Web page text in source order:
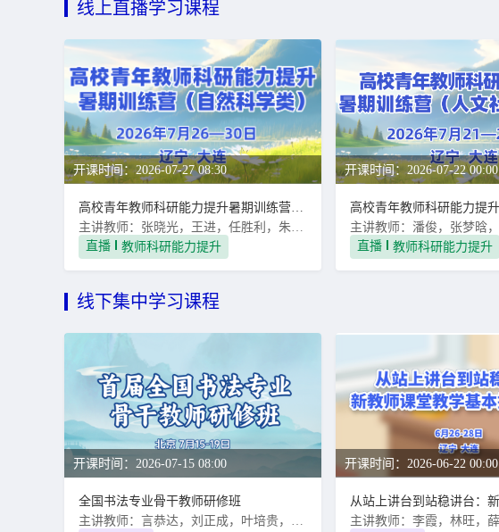
线上直播学习课程
开课时间：2026-07-27 08:30
高校青年教师科研能力提升暑期训练营（自然科学类）
主讲教师：张晓光，王进，任胜利，朱永法，王秉，刘海峰
直播
教师科研能力提升
开课时间：2026-07-22 00:00
直播
教师科研能力提升
线下集中学习课程
开课时间：2026-07-15 08:00
全国书法专业骨干教师研修班
主讲教师：言恭达，刘正成，叶培贵，郑晓华，朱培尔，李彤，冯宝麟
开课时间：2026-06-22 00:00